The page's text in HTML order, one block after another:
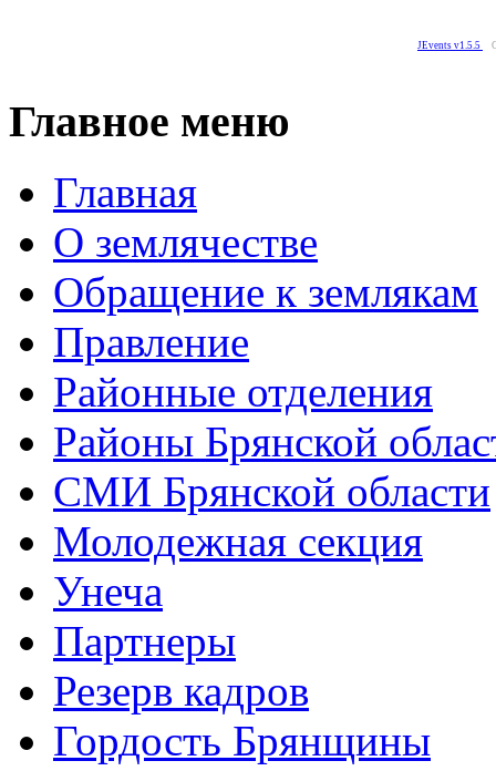
JEvents v1.5.5
Главное меню
Главная
О землячестве
Обращение к землякам
Правление
Районные отделения
Районы Брянской
СМИ Брянской области
Молодежная секция
Унеча
Партнеры
Резерв кадров
Гордость Брянщины